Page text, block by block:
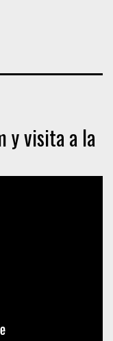
y visita a la